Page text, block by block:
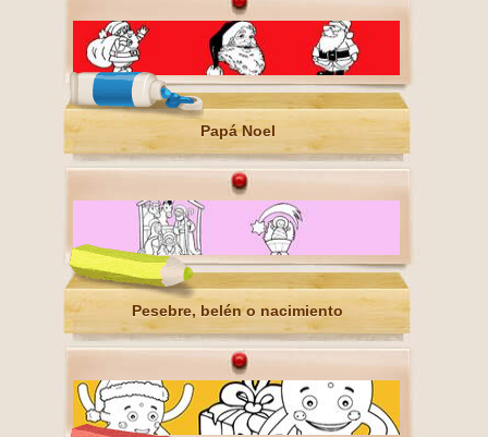
Papá Noel
Pesebre, belén o nacimiento